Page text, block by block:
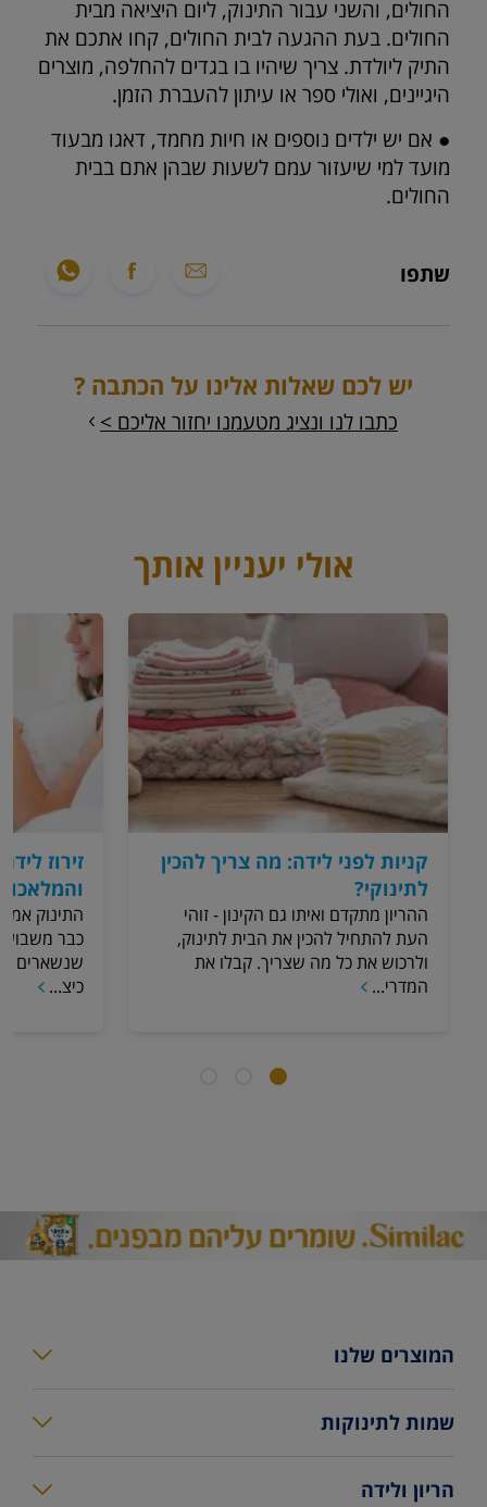
החולים, והשני עבור התינוק, ליום היציאה מבית
החולים. בעת ההגעה לבית החולים, קחו אתכם את
התיק ליולדת. צריך שיהיו בו בגדים להחלפה, מוצרים
היגיינים, ואולי ספר או עיתון להעברת הזמן.
● אם יש ילדים נוספים או חיות מחמד, דאגו מבעוד
מועד למי שיעזור עמם לשעות שבהן אתם בבית
החולים.
שתפו
יש לכם שאלות אלינו על הכתבה ?
כתבו לנו ונציג מטעמנו יחזור אליכם >
אולי יעניין אותך
קניות לפני לידה: מה צריך להכין
לתינוקי?
ההריון מתקדם ואיתו גם הקינון - זוהי
העת להתחיל להכין את הבית לתינוק,
ולרכוש את כל מה שצריך. קבלו את
המדרי...
זירוז
התינוק
כיצ...
המוצרים שלנו
סימילאק גולד קומפורט
שמות לתינוקות
הריון ולידה